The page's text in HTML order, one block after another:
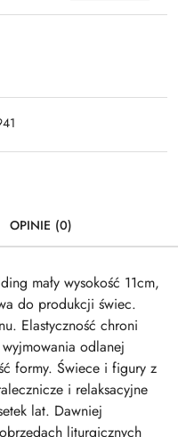
OPINIE (0)
mały wysokość 11cm,
do produkcji świec.
Elastyczność chroni
odlanej
formy. Świece i figury z
i relaksacyjne
lat. Dawniej
liturgicznych